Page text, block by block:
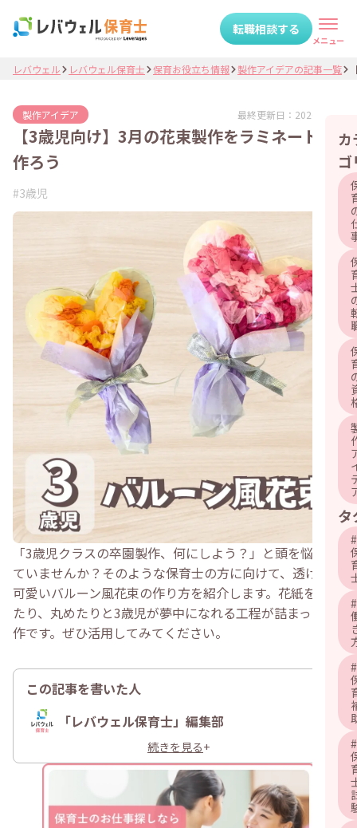
転職相談する
メニュー
カ
ゴ
タ
#
#
#
#
レバウェル レバウェル保育士 保育お役立ち情報 製作アイデアの記事一覧
製作アイデア 最終更新日： 2026.06.04
【3歳児向け】3月の花束製作をラミネートで
作ろう
#3歳児
「3歳児クラスの卒園製作、何にしよう？」と頭を悩ませ
ていませんか？そのような保育士の方に向けて、透け感が
可愛いバルーン風花束の作り方を紹介します。花紙を破っ
たり、丸めたりと3歳児が夢中になれる工程が詰まった製
作です。ぜひ活用してみてください。
この記事を書いた人
「レバウェル保育士」編集部
続きを見る+